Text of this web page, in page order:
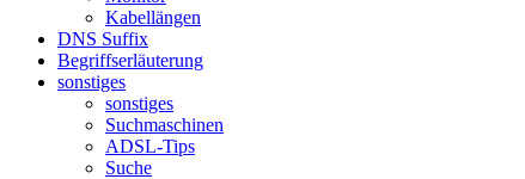
Kabellängen
DNS Suffix
Begriffserläuterung
sonstiges
sonstiges
Suchmaschinen
ADSL-Tips
Suche